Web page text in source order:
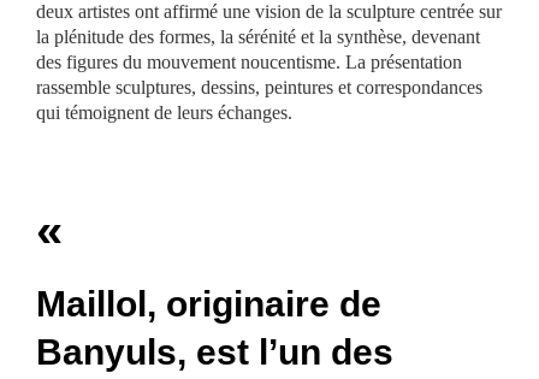
deux artistes ont affirmé une vision de la sculpture centrée sur
la plénitude des formes, la sérénité et la synthèse, devenant
des figures du mouvement noucentisme. La présentation
rassemble sculptures, dessins, peintures et correspondances
qui témoignent de leurs échanges.
«
Maillol, originaire de
Banyuls, est l’un des